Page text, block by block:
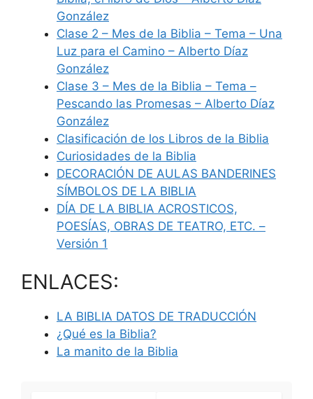
González
Clase 2 – Mes de la Biblia – Tema – Una
Luz para el Camino – Alberto Díaz
González
Clase 3 – Mes de la Biblia – Tema –
Pescando las Promesas – Alberto Díaz
González
Clasificación de los Libros de la Biblia
Curiosidades de la Biblia
DECORACIÓN DE AULAS BANDERINES
SÍMBOLOS DE LA BIBLIA
DÍA DE LA BIBLIA ACROSTICOS,
POESÍAS, OBRAS DE TEATRO, ETC. –
Versión 1
ENLACES:
LA BIBLIA DATOS DE TRADUCCIÓN
¿Qué es la Biblia?
La manito de la Biblia